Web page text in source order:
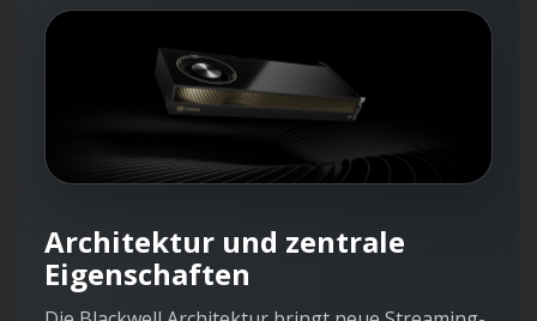
Architektur und zentrale
Eigenschaften